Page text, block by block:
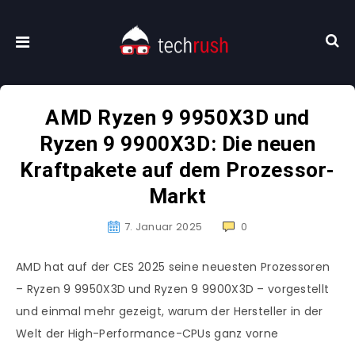
AMD Ryzen 9 9950X3D und
Ryzen 9 9900X3D: Die neuen
Kraftpakete auf dem Prozessor-
Markt
7. Januar 2025 0
AMD hat auf der CES 2025 seine neuesten Prozessoren
– Ryzen 9 9950X3D und Ryzen 9 9900X3D – vorgestellt
und einmal mehr gezeigt, warum der Hersteller in der
Welt der High-Performance-CPUs ganz vorne